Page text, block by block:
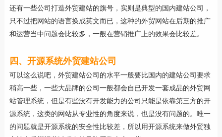
还有一些公司打造外贸建站的旗号，实则是典型的国内建站公司，
只不过把网站的语言换成英文而已，这种的外贸网站在后期的推广
和运营当中问题会比较多，一般在营销推广上的效果会比较差。
四、开源系统外贸建站公司
可以这么说吧，外贸建站公司的水平一般要比国内的建站公司要求
稍高一些，一些大品牌的公司一般都会自已开发一套成品的外贸网
站管理系统，但是有些没有开发能力的公司只能是依靠第三方的开
源系统，这类的网站从专业性的角度来说，也是没有问题的。唯一
的问题就是开源系统的安全性比较差，所以用开源系统来做外贸独